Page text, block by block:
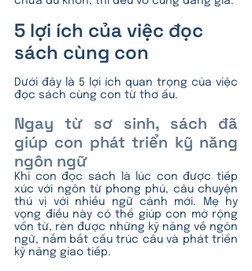
5 lợi ích của việc đọc
sách cùng con
Dưới đây là 5 lợi ích quan trọng của việc
đọc sách cùng con từ thơ ấu.
Ngay từ sơ sinh, sách đã
giúp con phát triển kỹ năng
ngôn ngữ
Khi con đọc sách là lúc con được tiếp
xúc với ngôn từ phong phú, câu chuyện
thú vị với nhiều ngữ cảnh mới. Mẹ hy
vọng điều này có thể giúp con mở rộng
vốn từ, rèn được những kỹ năng về ngôn
ngữ, nắm bắt cấu trúc câu và phát triển
kỹ năng giao tiếp.